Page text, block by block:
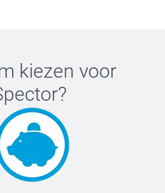
kiezen voor
?